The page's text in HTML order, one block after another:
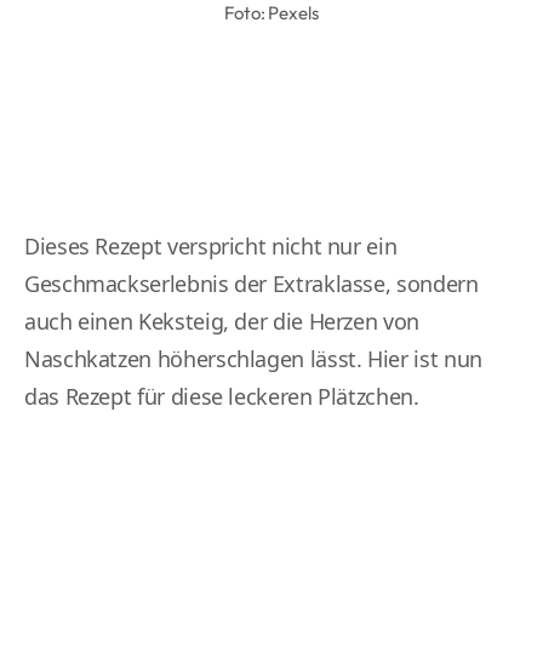
Foto: Pexels
Dieses Rezept verspricht nicht nur ein
Geschmackserlebnis der Extraklasse, sondern
auch einen Keksteig, der die Herzen von
Naschkatzen höherschlagen lässt. Hier ist nun
das Rezept für diese leckeren Plätzchen.